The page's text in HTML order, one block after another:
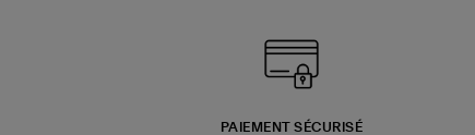
PAIEMENT SÉCURISÉ